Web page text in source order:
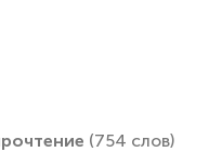
(754 слов)